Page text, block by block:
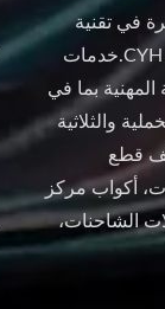
في تقنية
طلاء الكروم البلاستيكي، CYH.خدمات
المهنية بما في
والثلاثية
قطع
أكواب مركز
الشاحنات،